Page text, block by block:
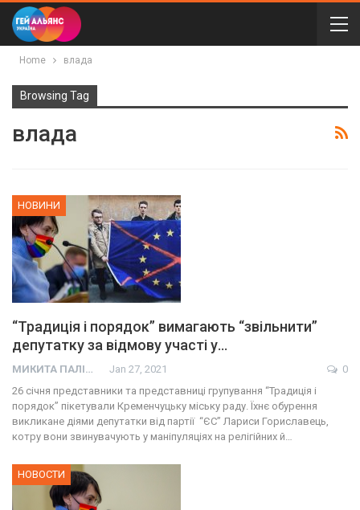
Home влада
Browsing Tag
влада
НОВИНИ
“Традиція і порядок” вимагають “звільнити”
депутатку за відмову участі у…
МИКИТА ПАЛІЙ Jan 27, 2021
0
26 січня представники та представниці групування “Традиція і
порядок” пікетували Кременчуцьку міську раду. Їхнє обурення
викликане діями депутатки від партії “ЄС” Лариси Гориславець,
котру вони звинувачують у маніпуляціях на релігійних й…
НОВОСТИ